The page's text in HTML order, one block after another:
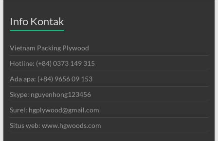
Info Kontak
Vietnam Packing Plywood
Hotline: (+84) 0373 149 315
Ada apa: (+84) 9656 09 153
Skype: nguyenhong123456
Surel: hgplywood@gmail.com
Situs web: www.hgwoods.com